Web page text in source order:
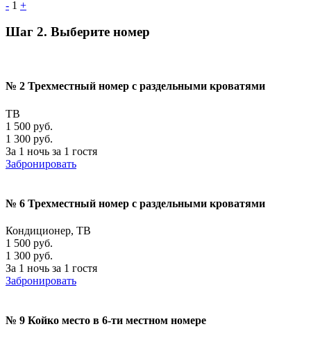
- 1 +
Шаг 2. Выберите номер
№ 2 Трехместный номер с раздельными кроватями
ТВ
1 500 руб.
1 300 руб.
За 1 ночь за 1 гостя
Забронировать
№ 6 Трехместный номер с раздельными кроватями
Кондиционер, ТВ
1 500 руб.
1 300 руб.
За 1 ночь за 1 гостя
Забронировать
№ 9 Койко место в 6-ти местном номере